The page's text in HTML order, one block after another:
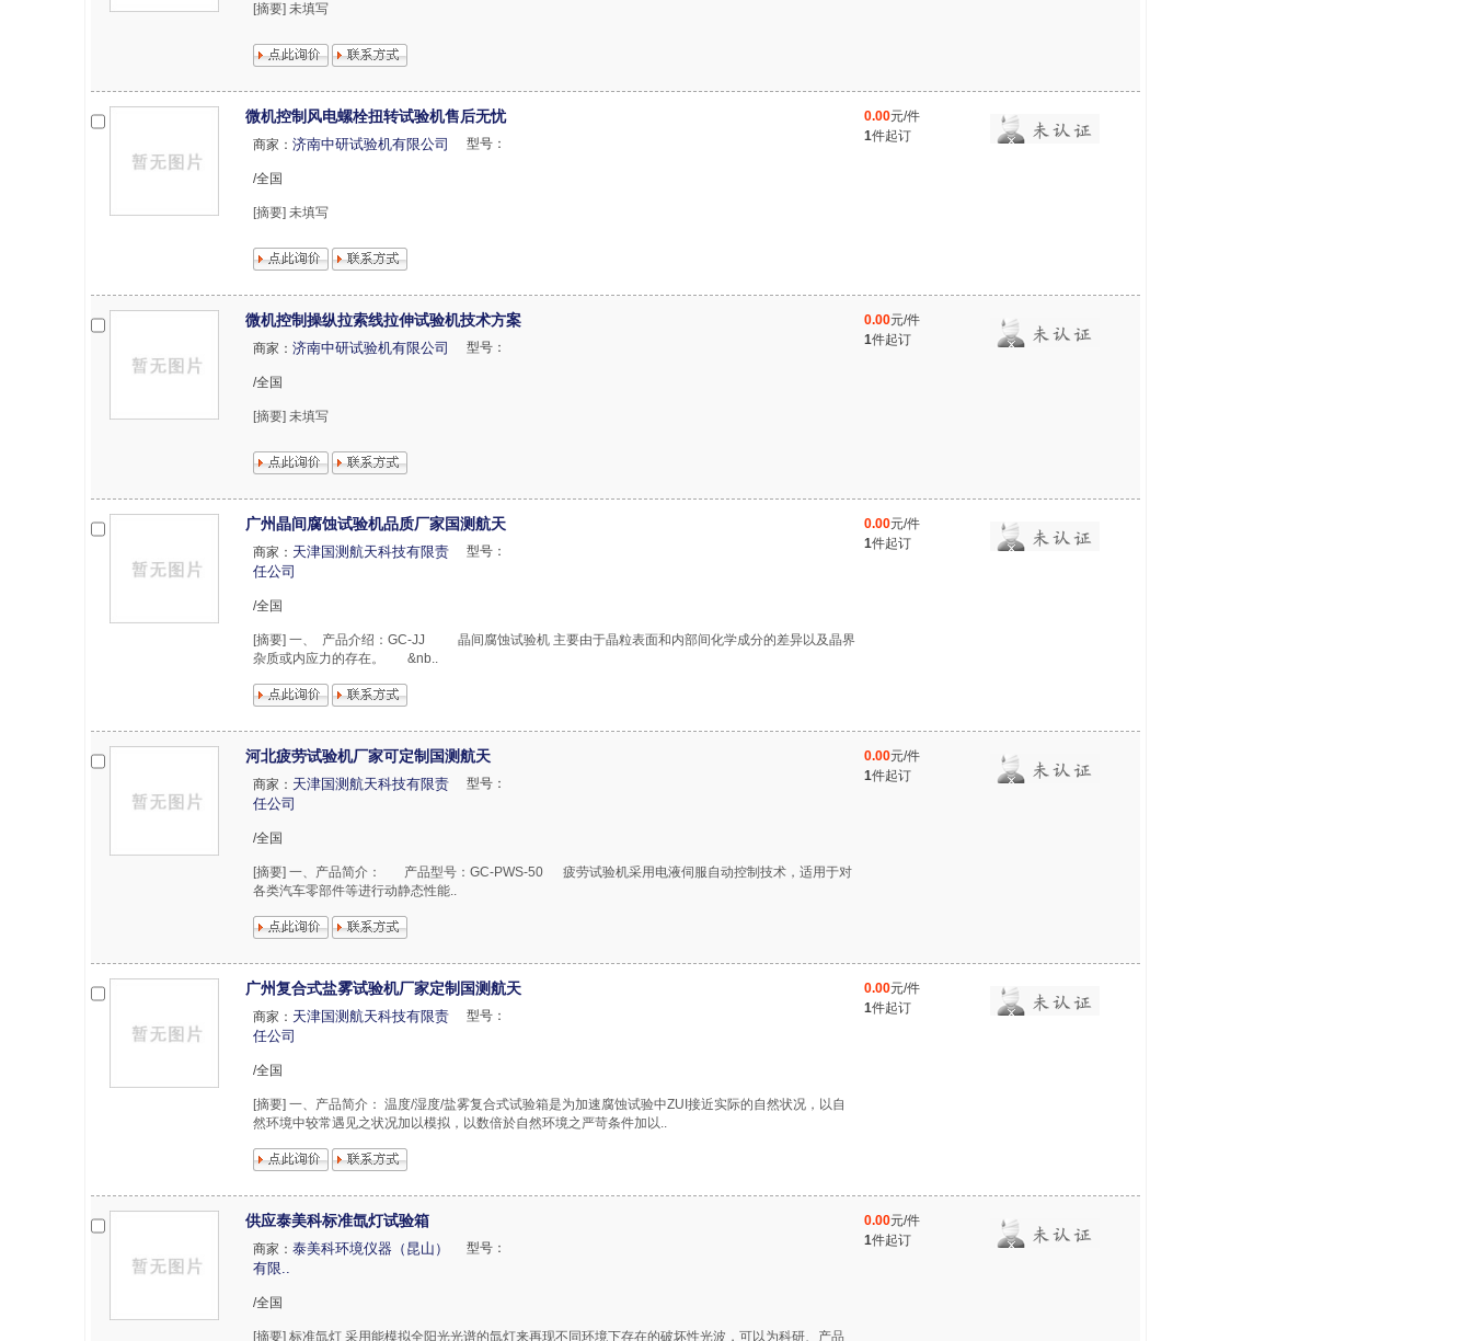
[摘要] 未填写
微机控制风电螺栓扭转试验机售后无忧
商家： 济南中研试验机有限公司 型号：
/全国
[摘要] 未填写
0.00元/件
1件起订
微机控制操纵拉索线拉伸试验机技术方案
商家： 济南中研试验机有限公司 型号：
/全国
[摘要] 未填写
0.00元/件
1件起订
广州晶间腐蚀试验机品质厂家国测航天
商家： 天津国测航天科技有限责
任公司
型号：
/全国
[摘要] 一、 产品介绍：GC-JJ 晶间腐蚀试验机 主要由于晶粒表面和内部间化学成分的差异以及晶界
杂质或内应力的存在。 &nb..
0.00元/件
1件起订
河北疲劳试验机厂家可定制国测航天
商家： 天津国测航天科技有限责
任公司
型号：
/全国
[摘要] 一、产品简介： 产品型号：GC-PWS-50 疲劳试验机采用电液伺服自动控制技术，适用于对
各类汽车零部件等进行动静态性能..
0.00元/件
1件起订
广州复合式盐雾试验机厂家定制国测航天
商家： 天津国测航天科技有限责
任公司
型号：
/全国
[摘要] 一、产品简介： 温度/湿度/盐雾复合式试验箱是为加速腐蚀试验中ZUI接近实际的自然状况，以自
然环境中较常遇见之状况加以模拟，以数倍於自然环境之严苛条件加以..
0.00元/件
1件起订
供应泰美科标准氙灯试验箱
商家： 泰美科环境仪器（昆山）
有限..
型号：
/全国
[摘要] 标准氙灯 采用能模拟全阳光光谱的氙灯来再现不同环境下存在的破坏性光波，可以为科研、产品
0.00元/件
1件起订